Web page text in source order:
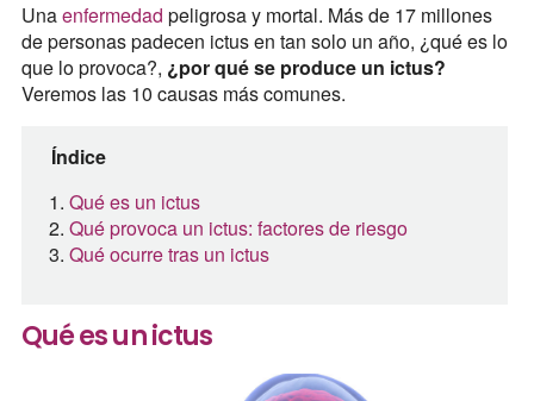
Unaenfermedad peligrosa y mortal. Más de 17 millones
de personas padecen ictus en tan solo un año, ¿qué es lo
que lo provoca?, ¿por qué se produce un ictus?
Veremos las 10 causas más comunes.
Índice
Qué es un ictus
Qué provoca un ictus: factores de riesgo
Qué ocurre tras un ictus
Qué es un ictus